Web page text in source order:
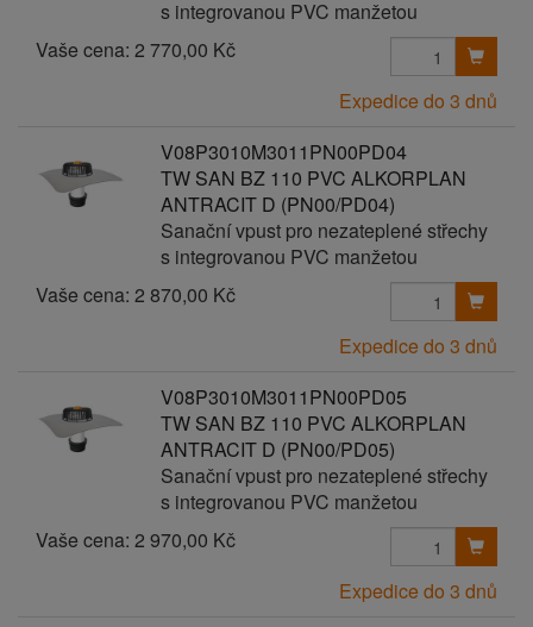
s integrovanou PVC manžetou
Vaše cena: 2 770,00 Kč
Expedice do 3 dnů
V08P3010M3011PN00PD04
TW SAN BZ 110 PVC ALKORPLAN
ANTRACIT D (PN00/PD04)
Sanační vpust pro nezateplené střechy
s integrovanou PVC manžetou
Vaše cena: 2 870,00 Kč
Expedice do 3 dnů
V08P3010M3011PN00PD05
TW SAN BZ 110 PVC ALKORPLAN
ANTRACIT D (PN00/PD05)
Sanační vpust pro nezateplené střechy
s integrovanou PVC manžetou
Vaše cena: 2 970,00 Kč
Expedice do 3 dnů